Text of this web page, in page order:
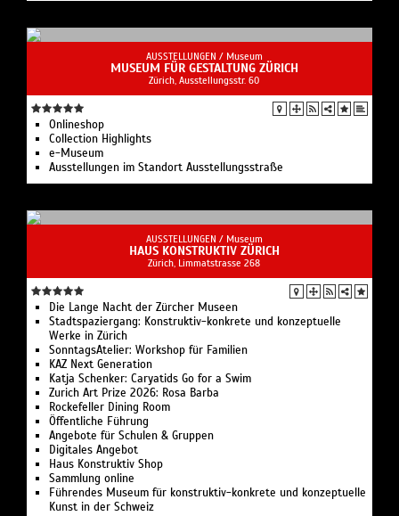
AUSSTELLUNGEN / Museum
MUSEUM FÜR GESTALTUNG ZÜRICH
Zürich, Ausstellungsstr. 60
Onlineshop
Collection Highlights
e-Museum
Ausstellungen im Standort Ausstellungsstraße
AUSSTELLUNGEN / Museum
HAUS KONSTRUKTIV ZÜRICH
Zürich, Limmatstrasse 268
Die Lange Nacht der Zürcher Museen
Stadtspaziergang: Konstruktiv-konkrete und konzeptuelle
Werke in Zürich
SonntagsAtelier: Workshop für Familien
KAZ Next Generation
Katja Schenker: Caryatids Go for a Swim
Zurich Art Prize 2026: Rosa Barba
Rockefeller Dining Room
Öffentliche Führung
Angebote für Schulen & Gruppen
Digitales Angebot
Haus Konstruktiv Shop
Sammlung online
Führendes Museum für konstruktiv-konkrete und konzeptuelle
Kunst in der Schweiz